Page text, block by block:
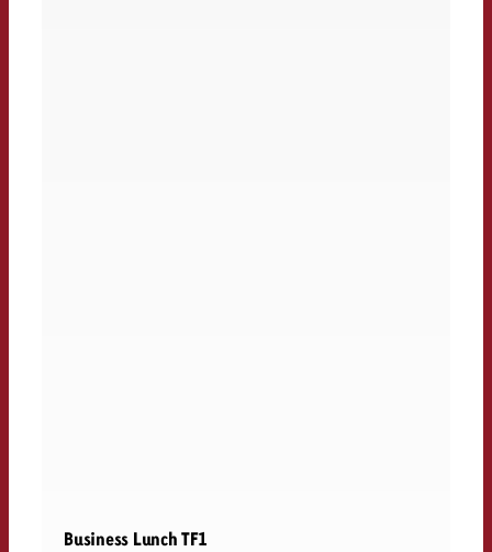
Business Lunch TF1